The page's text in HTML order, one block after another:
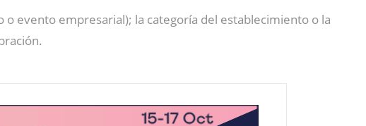
evento empresarial); la categoría del establecimiento o la